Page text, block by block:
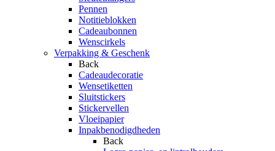
Pennen
Notitieblokken
Cadeaubonnen
Wenscirkels
Verpakking & Geschenk
Back
Cadeaudecoratie
Wensetiketten
Sluitstickers
Stickervellen
Vloeipapier
Inpakbenodigdheden
Back